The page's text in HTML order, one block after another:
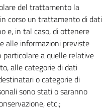
del trattamento la
corso un trattamento di dati
e, in tal caso, di ottenere
alle informazioni previste
particolare a quelle relative
alle categorie di dati
o categorie di
sono stati o saranno
etc.;